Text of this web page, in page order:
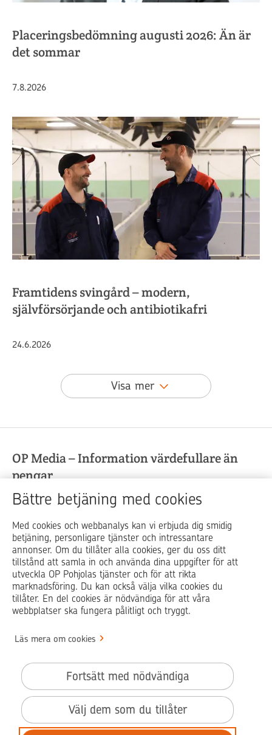
Bättre betjäning med cookies
Med cookies och webbanalys kan vi erbjuda dig smidig
betjäning, personligare tjänster och intressantare
annonser. Om du tillåter alla cookies, ger du oss ditt
tillstånd att samla in och använda dina uppgifter för att
utveckla OP Pohjolas tjänster och för att rikta
marknadsföring. Du kan också välja vilka cookies du
tillåter. En del cookies är nödvändiga för att våra
webbplatser ska fungera pålitligt och tryggt.
Läs mera om cookies
Välj dem som du tillåter
Fortsätt med nödvändiga
Placeringsbedömning augusti 2026: Än är
det sommar
Publicerat
7.8.2026
Framtidens svingård – modern,
självförsörjande och antibiotikafri
Publicerat
24.6.2026
Visa mer
OP Media – Information värdefullare än
pengar
OP Media är OP Pohjolas kundmedieportal där du får
livets vändpunkter och vid ekonomiproblem.
Op.fi Pohjola Skadehjälpen
© OP Pohjola
Info
Användarvillkor
Tillgänglighetsutlåtande
Användning av cookies